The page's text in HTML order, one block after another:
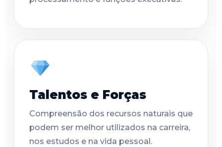
Talentos e Forças
Compreensão dos recursos naturais que
podem ser melhor utilizados na carreira,
nos estudos e na vida pessoal.